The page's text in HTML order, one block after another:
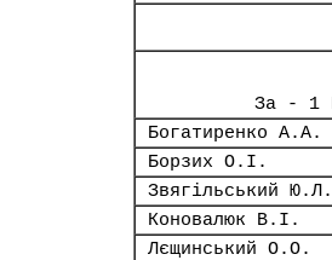
За - 1
Богатиренко А.А.
Борзих О.І.
Звягільський Ю.Л.
Коновалюк В.І.
Лєщинський О.О.